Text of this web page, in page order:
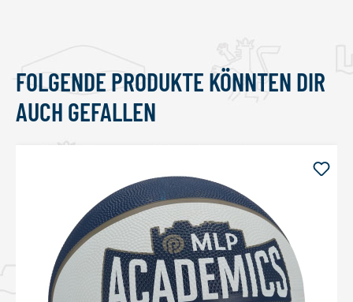
Produktgalerie überspringen
FOLGENDE PRODUKTE KÖNNTEN DIR
AUCH GEFALLEN